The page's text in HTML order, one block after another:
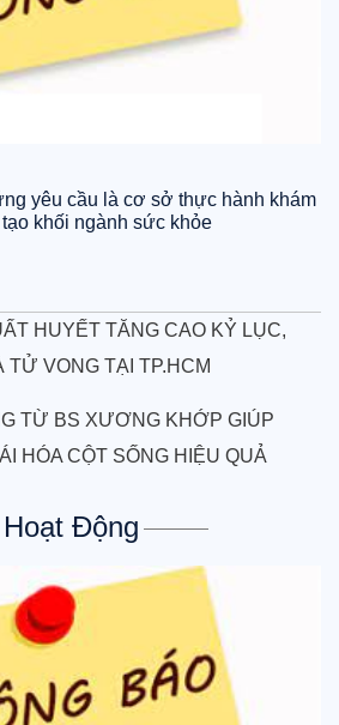
yêu cầu là cơ sở thực hành khám
khối ngành sức khỏe
HUYẾT TĂNG CAO KỶ LỤC,
TỪ BS XƯƠNG KHỚP GIÚP